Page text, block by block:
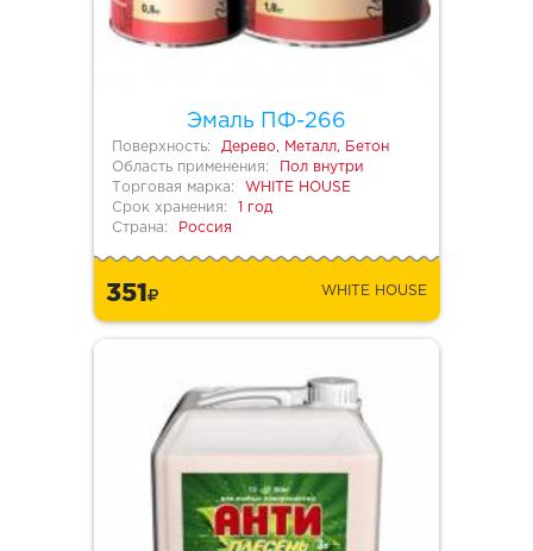
Эмаль ПФ-266
Поверхность:
Дерево, Металл, Бетон
Область применения:
Пол внутри
Торговая марка:
WHITE HOUSE
Срок хранения:
1 год
Страна:
Россия
351 WHITE HOUSE